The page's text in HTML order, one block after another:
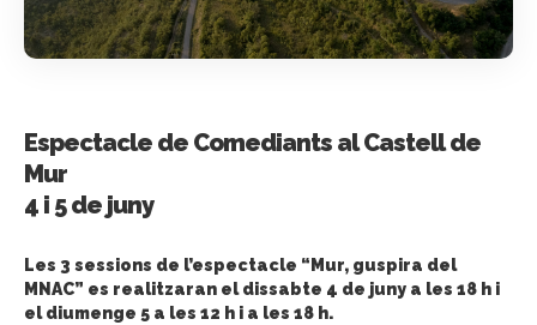
Espectacle de Comediants al Castell de
Mur
4 i 5 de juny
Les 3 sessions de l’espectacle “Mur, guspira del
MNAC” es realitzaran el dissabte 4 de juny a les 18 h i
el diumenge 5 a les 12 h i a les 18 h.